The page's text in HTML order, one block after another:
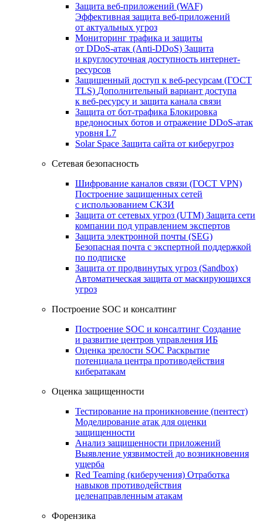
Защита веб-приложений (WAF)
Эффективная защита веб-приложений
от актуальных угроз
Мониторинг трафика и защиты
от DDoS‑атак (Anti‑DDoS) Защита
и круглосуточная доступность интернет-
ресурсов
Защищенный доступ к веб-ресурсам (ГОСТ
TLS) Дополнительный вариант доступа
к веб‑ресурсу и защита канала связи
Защита от бот‑трафика Блокировка
вредоносных ботов и отражение DDoS‑атак
уровня L7
Solar Space Защита сайта от киберугроз
Сетевая безопасность
Шифрование каналов связи (ГОСТ VPN)
Построение защищенных сетей
с использованием СКЗИ
Защита от сетевых угроз (UTM) Защита сети
компании под управлением экспертов
Защита электронной почты (SEG)
Безопасная почта с экспертной поддержкой
по подписке
Защита от продвинутых угроз (Sandbox)
Автоматическая защита от маскирующихся
угроз
Построение SOC и консалтинг
Построение SOC и консалтинг Создание
и развитие центров управления ИБ
Оценка зрелости SOC Раскрытие
потенциала центра противодействия
кибератакам
Оценка защищенности
Тестирование на проникновение (пентест)
Моделирование атак для оценки
защищенности
Анализ защищенности приложений
Выявление уязвимостей до возникновения
ущерба
Red Teaming (киберучения) Отработка
навыков противодействия
целенаправленным атакам
Форензика